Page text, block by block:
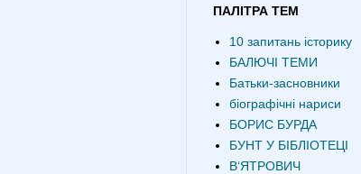
ПАЛІТРА ТЕМ
10 запитань історику
БАЛЮЧІ ТЕМИ
Батьки-засновники
біографічні нариси
БОРИС БУРДА
БУНТ У БІБЛІОТЕЦІ
В‘ЯТРОВИЧ